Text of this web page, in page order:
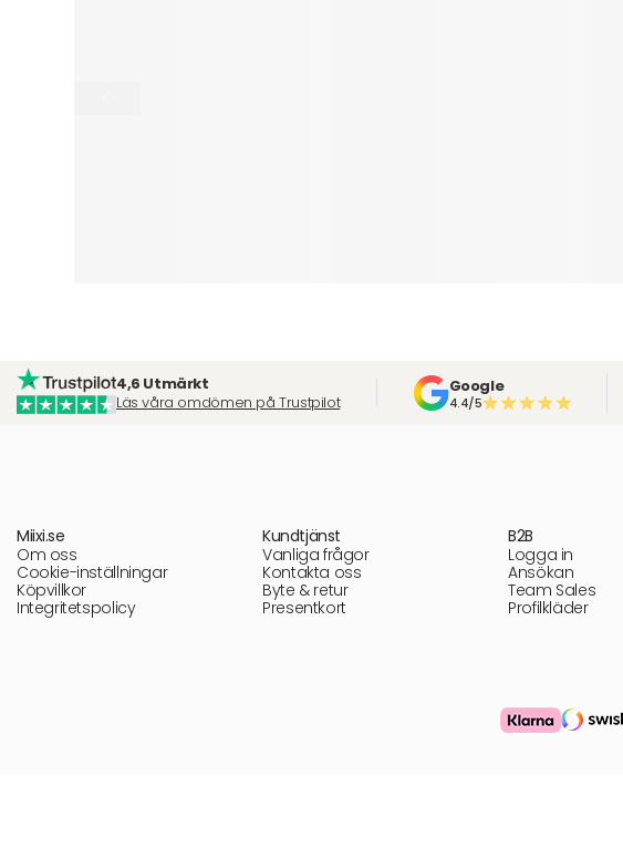
4,6 Utmärkt
Läs våra omdömen på Trustpilot
Google
4.4/5
Miixi.se
Om oss
Cookie-inställningar
Köpvillkor
Integritetspolicy
Kundtjänst
Vanliga frågor
Kontakta oss
Byte & retur
Presentkort
B2B
Logga in
Ansökan
Team Sales
Profilkläder